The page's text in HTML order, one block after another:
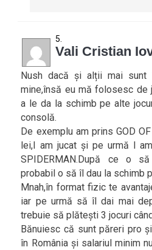
Vali Cristian
Nush dacă și alții mai sunt
mine,însă eu mă folosesc de
a le da la schimb pe alte
consolă.
De exemplu am prins GOD
lei,l am jucat și pe urmă l
SPIDERMAN.După ce o
probabil o să îl dau la schimb
Mnah,în format fizic te
iar pe urmă să îl dai mai
trebuie să plătești 3 jocuri
Bănuiesc că sunt păreri pro
în România și salariul minim